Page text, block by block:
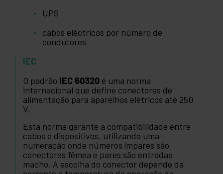
UPS
cabos eléctricos por número de
condutores
IEC
O padrão IEC 60320 é uma norma
internacional que define conectores de
alimentação para aparelhos elétricos até 250
V.
Esta norma garante a compatibilidade entre
cabos e dispositivos, utilizando uma
numeração onde números ímpares são
conectores fêmea e pares são entradas
macho. A escolha do conector depende da